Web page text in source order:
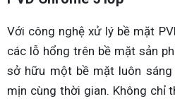
Với công nghệ xử lý bề mặt
các lỗ hổng trên bề mặt sản
sở hữu một bề mặt luôn sáng
mịn cùng thời gian. Không chỉ